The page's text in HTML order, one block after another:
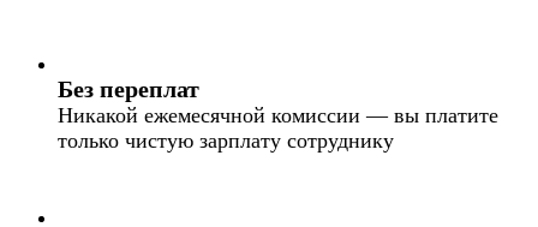
Без переплат
Никакой ежемесячной комиссии — вы платите
только чистую зарплату сотруднику